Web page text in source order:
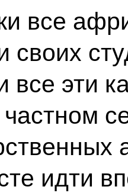
все
своих
все эти
идти